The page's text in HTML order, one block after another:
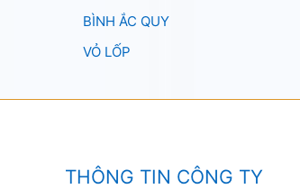
BÌNH ẮC QUY
VỎ LỐP
THÔNG TIN CÔNG TY